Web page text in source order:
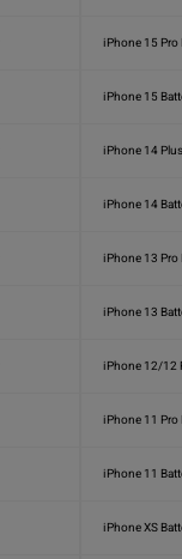
iPhone 15 Pro
iPhone 15
iPhone 14
iPhone 14
iPhone 13 Pro
iPhone 13
iPhone 12/12
iPhone 11 Pro
iPhone 11
iPhone XS